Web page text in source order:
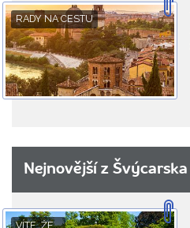
RADY NA CESTU
Nejnovější z Švýcarska
VÍTE, ŽE...